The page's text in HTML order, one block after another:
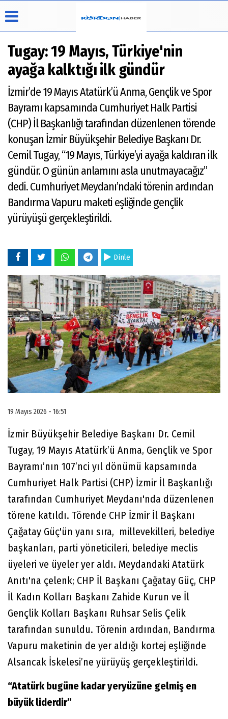
Haber
Arşivi
Durumu
Yazarları
Video
Galeri
Foto
Galeri
İletişim
Çerez
Politikası
Gizlilik
İlkeleri
Tugay: 19 Mayıs, Türkiye'nin
ayağa kalktığı ilk gündür
İzmir’de 19 Mayıs Atatürk’ü Anma, Gençlik ve Spor
Bayramı kapsamında Cumhuriyet Halk Partisi
(CHP) İl Başkanlığı tarafından düzenlenen törende
konuşan İzmir Büyükşehir Belediye Başkanı Dr.
Cemil Tugay, “19 Mayıs, Türkiye’yi ayağa kaldıran ilk
gündür. O günün anlamını asla unutmayacağız”
dedi. Cumhuriyet Meydanı’ndaki törenin ardından
Bandırma Vapuru maketi eşliğinde gençlik
yürüyüşü gerçekleştirildi.
Dinle
19 Mayıs 2026 - 16:51
İzmir Büyükşehir Belediye Başkanı Dr. Cemil
Tugay, 19 Mayıs Atatürk’ü Anma, Gençlik ve Spor
Bayramı’nın 107’nci yıl dönümü kapsamında
Cumhuriyet Halk Partisi (CHP) İzmir İl Başkanlığı
tarafından Cumhuriyet Meydanı'nda düzenlenen
törene katıldı. Törende CHP İzmir İl Başkanı
Çağatay Güç'ün yanı sıra, millevekilleri, belediye
başkanları, parti yöneticileri, belediye meclis
üyeleri ve üyeler yer aldı. Meydandaki Atatürk
Anıtı'na çelenk; CHP İl Başkanı Çağatay Güç, CHP
İl Kadın Kolları Başkanı Zahide Kurun ve İl
Gençlik Kolları Başkanı Ruhsar Selis Çelik
tarafından sunuldu. Törenin ardından, Bandırma
Vapuru maketinin de yer aldığı kortej eşliğinde
Alsancak İskelesi’ne yürüyüş gerçekleştirildi.
“Atatürk bugüne kadar yeryüzüne gelmiş en
büyük liderdir”